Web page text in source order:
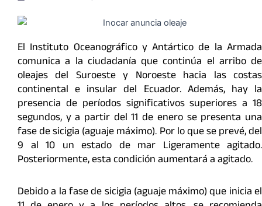
El Instituto Oceanográfico y Antártico de la Armada
comunica a la ciudadanía que continúa el arribo de
oleajes del Suroeste y Noroeste hacia las costas
continental e insular del Ecuador. Además, hay la
presencia de períodos significativos superiores a 18
segundos, y a partir del 11 de enero se presenta una
fase de sicigia (aguaje máximo). Por lo que se prevé, del
9 al 10 un estado de mar Ligeramente agitado.
Posteriormente, esta condición aumentará a agitado.
Debido a la fase de sicigia (aguaje máximo) que inicia el